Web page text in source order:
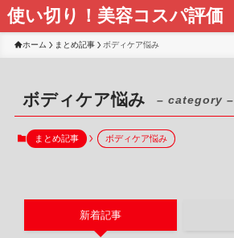
使い切り！美容コスパ評価
ホーム まとめ記事 ボディケア悩み
ボディケア悩み – category –
まとめ記事 ボディケア悩み
新着記事